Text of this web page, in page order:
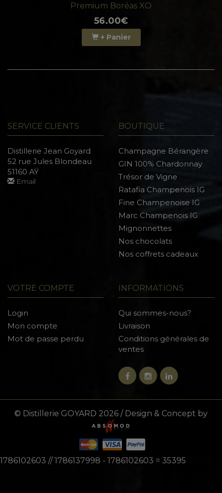
Premium Boréas XO
56.00€
+ Panier
SERVICE CLIENTS
Distillerie Jean Goyard
52 rue Jules Blondeau
51160 AŸ
Email
BOUTIQUE
Champagne Bérangère
GIN 100% Chardonnay
Trésor de Vigne
Ratafia Champenois IG
Fine Champenoise IG
Marc Champenois IG
Mignonnettes
Nos chocolats
Nos coffrets cadeaux
VOTRE COMPTE
Login
Mon compte
Mot de passe perdu
INFORMATIONS
Qui sommes-nous?
Livraison
Conditions générales de
ventes
© Distillerie GOYARD 2026 / Design & Concept by
1786102603 // 1786137998 - 1786102603 = 35395